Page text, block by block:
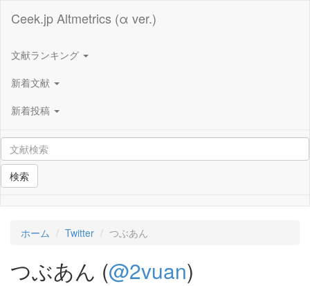
Ceek.jp Altmetrics (α ver.)
文献ランキング
新着文献
新着投稿
検索
ホーム Twitter つぶあん
つぶあん (@2vuan)